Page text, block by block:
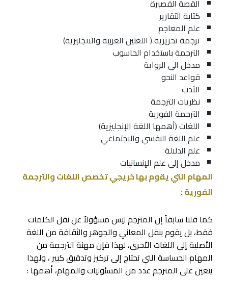
القصة القصيرة
كتابة التقارير
علم المعاجم
ترجمة تحريرية ( اللغتين العربية والانجليزية)
الترجمة باستخدام الحاسوب
مدخل الى الرواية
قواعد النحو
الأدب
نظريات الترجمة
الترجمة الفورية
اللغات (أهمها اللغة الإنجليزية)
علم اللغة النفسي والاجتماعي
علم الدلالة
مدخل إلى علم الإنسانيات
المهام التي يقوم بها خريجي تخصص اللغات والترجمة
الفورية :
كما قلنا سابقاً إن المترجم ليس مسؤولاً عن نقل الكلمات
فقط، بل يقوم بنقل المعاني والجوهر والثقافة من اللغة
الأصلية إلى اللغات الاّخرى، لهذا فإن مهنة الترجمة من
المهام الحساسة التي تحتاج إلى تركيز وتدقيق كبير ، ولهذا
يتعين على المترجم عدد من المسئوليات والمهام، أهمها :